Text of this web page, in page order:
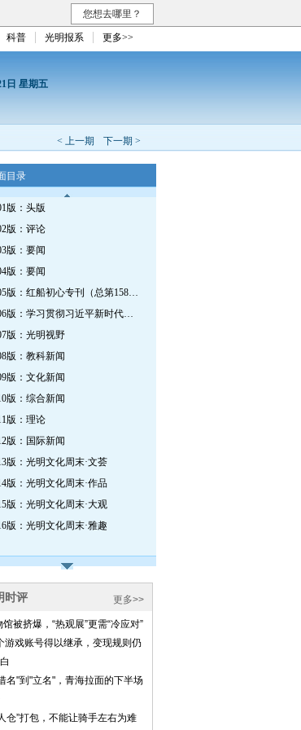
您想去哪里？
科普 光明报系 更多>>
日 星期五
< 上一期 下一期 >
目录
版：头版
版：评论
版：要闻
版：要闻
第05版：红船初心专刊（总第1589期）
第06版：学习贯彻习近平新时代中国特色社会主义思想专刊
版：光明视野
版：教科新闻
版：文化新闻
版：综合新闻
版：理论
版：国际新闻
版：光明文化周末·文荟
版：光明文化周末·作品
版：光明文化周末·大观
版：光明文化周末·雅趣